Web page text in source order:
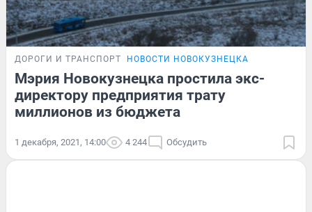
ДОРОГИ И ТРАНСПОРТ НОВОСТИ НОВОКУЗНЕЦКА
Мэрия Новокузнецка простила экс-
директору предприятия трату
миллионов из бюджета
1 декабря, 2021, 14:00 4 244 Обсудить